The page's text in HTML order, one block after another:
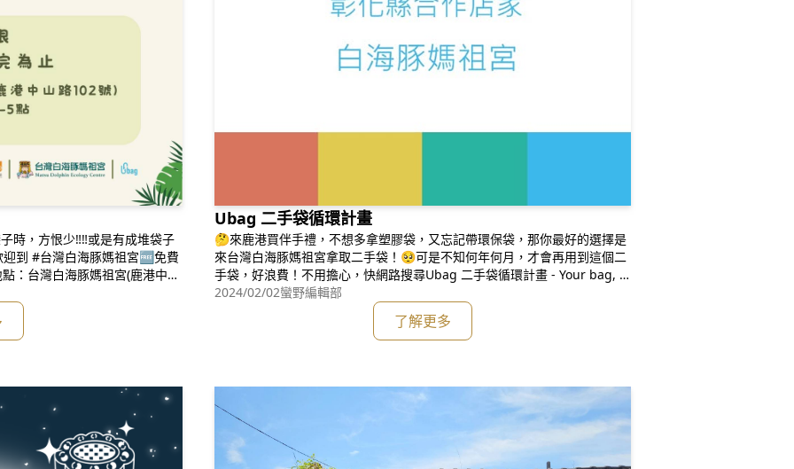
，方恨少‼️️‼️或是有成堆袋子
到 #台灣白海豚媽祖宮🆓免費
：台灣白海豚媽祖宮(鹿港中山
給我們，
Ubag 二手袋循環計畫
🤔來鹿港買伴手禮，不想多拿塑膠袋，又忘記帶環保袋，那你最好的選擇是
來台灣白海豚媽祖宮拿取二手袋！🥺可是不知何年何月，才會再用到這個二
手袋，好浪費！不用擔心，快網路搜尋Ubag 二手袋循環計畫 - Your bag, m
y bag 你可以找你家附近有徵袋的店家，親自/寄送你不需要的二手袋，讓店
家重複使用♻️，減少使用新的袋子喔！⚠️但要注意店家徵的是什麼種類的袋
2024/02/02蠻野編輯部
了解更多